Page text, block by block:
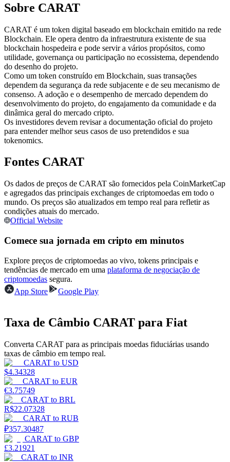
Copiar Trading
Junte-se aos principais traders
Torne-se um Trader de Cópias
Desfrute da partilha de lucros e comissões de copy trading
Informação
Guia
Guia para iniciantes em futuros
Sobre CARAT
CARAT é um token digital baseado em blockchain emitido na rede
Blockchain. Ele opera dentro da infraestrutura existente de sua
blockchain hospedeira e pode servir a vários propósitos, como
utilidade, governança ou participação no ecossistema, dependendo
do desenho do projeto.
Como um token construído em Blockchain, suas transações
dependem da segurança da rede subjacente e de seu mecanismo de
consenso. A adoção e o desempenho de mercado dependem do
desenvolvimento do projeto, do engajamento da comunidade e da
dinâmica geral do mercado cripto.
Os investidores devem revisar a documentação oficial do projeto
para entender melhor seus casos de uso pretendidos e sua
tokenomics.
Fontes CARAT
Os dados de preços de CARAT são fornecidos pela CoinMarketCap
e agregados das principais exchanges de criptomoedas em todo o
mundo. Os preços são atualizados em tempo real para refletir as
condições atuais do mercado.
Official Website
Comece sua jornada em cripto em minutos
Explore preços de criptomoedas ao vivo, tokens principais e
tendências de mercado em uma plataforma de negociação de
criptomoedas segura.
App Store
Google Play
Taxa de Câmbio CARAT para Fiat
Converta CARAT para as principais moedas fiduciárias usando
taxas de câmbio em tempo real.
CARAT to USD
$4.34328
CARAT to EUR
€3.75749
CARAT to BRL
R$22.07328
CARAT to RUB
₽357.30487
CARAT to GBP
£3.21921
CARAT to INR